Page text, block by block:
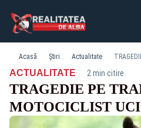
Acasă Știri Actualitate
ACTUALITATE· 2 min citire
TRAGEDIE PE
MOTOCICLIST